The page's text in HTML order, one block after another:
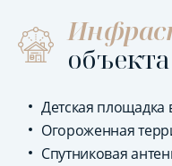
объекта
Детская площадка
Огороженная
Спутниковая